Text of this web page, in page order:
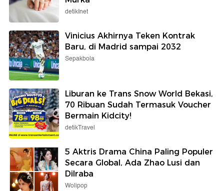
detikInet
Vinicius Akhirnya Teken Kontrak
Baru, di Madrid sampai 2032
Sepakbola
Liburan ke Trans Snow World Bekasi,
70 Ribuan Sudah Termasuk Voucher
Bermain Kidcity!
detikTravel
5 Aktris Drama China Paling Populer
Secara Global, Ada Zhao Lusi dan
Dilraba
Wolipop